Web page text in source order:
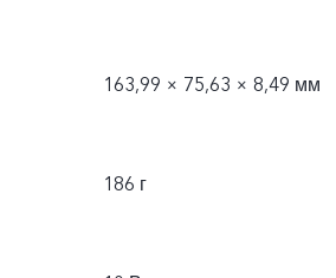
163,99 × 75,63 × 8,49 мм
186 г